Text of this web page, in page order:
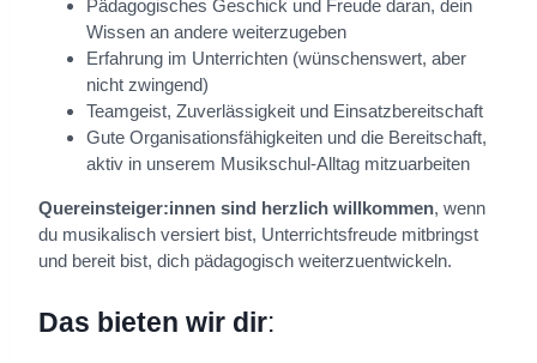
Pädagogisches Geschick und Freude daran, dein
Wissen an andere weiterzugeben
Erfahrung im Unterrichten (wünschenswert, aber
nicht zwingend)
Teamgeist, Zuverlässigkeit und Einsatzbereitschaft
Gute Organisationsfähigkeiten und die Bereitschaft,
aktiv in unserem Musikschul-Alltag mitzuarbeiten
Quereinsteiger:innen sind herzlich willkommen, wenn
du musikalisch versiert bist, Unterrichtsfreude mitbringst
und bereit bist, dich pädagogisch weiterzuentwickeln.
Das bieten wir dir: